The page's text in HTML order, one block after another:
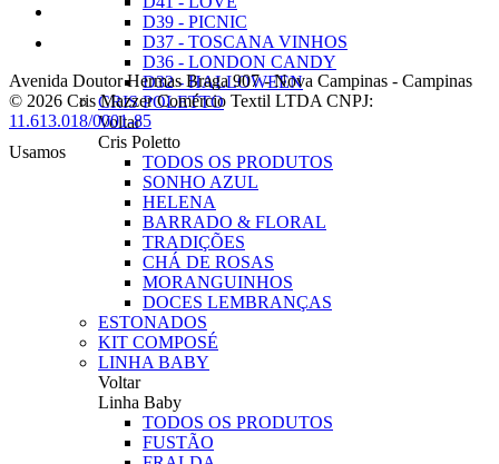
D39 - PICNIC
D37 - TOSCANA VINHOS
D36 - LONDON CANDY
D32 - HALLOWEEN
CRIS POLETTO
Voltar
Cris Poletto
TODOS OS PRODUTOS
SONHO AZUL
HELENA
BARRADO & FLORAL
TRADIÇÕES
CHÁ DE ROSAS
MORANGUINHOS
DOCES LEMBRANÇAS
ESTONADOS
KIT COMPOSÉ
LINHA BABY
Voltar
Linha Baby
TODOS OS PRODUTOS
FUSTÃO
Avenida Doutor Hermas Braga 907-Nova Campinas - Campinas
© 2026 Cris Mazzer Comércio Textil LTDA CNPJ:
11.613.018/0001-85
Usamos